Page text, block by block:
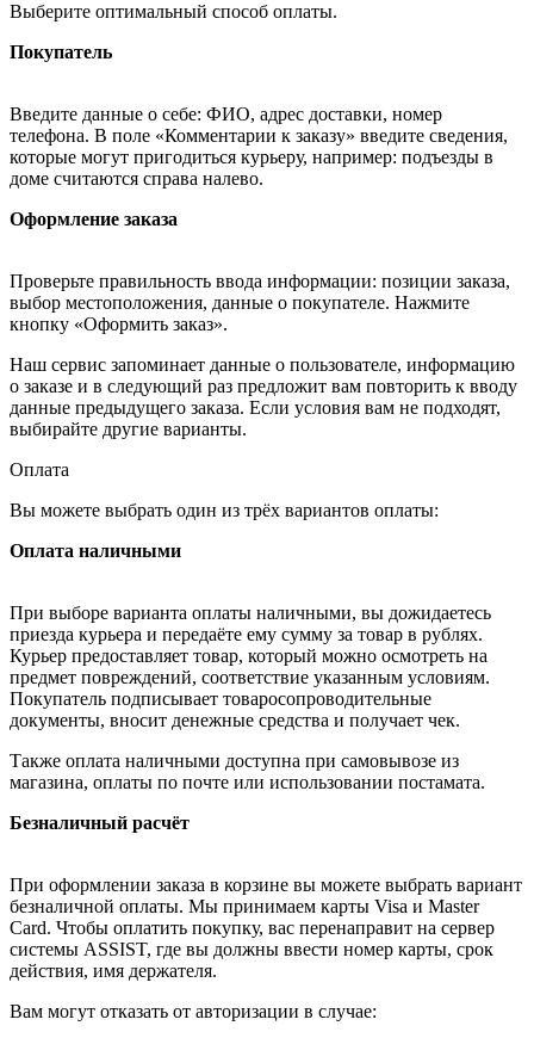
Выберите оптимальный способ оплаты.
Покупатель
Введите данные о себе: ФИО, адрес доставки, номер
телефона. В поле «Комментарии к заказу» введите сведения,
которые могут пригодиться курьеру, например: подъезды в
доме считаются справа налево.
Оформление заказа
Проверьте правильность ввода информации: позиции заказа,
выбор местоположения, данные о покупателе. Нажмите
кнопку «Оформить заказ».
Наш сервис запоминает данные о пользователе, информацию
о заказе и в следующий раз предложит вам повторить к вводу
данные предыдущего заказа. Если условия вам не подходят,
выбирайте другие варианты.
Оплата
Вы можете выбрать один из трёх вариантов оплаты:
Оплата наличными
При выборе варианта оплаты наличными, вы дожидаетесь
приезда курьера и передаёте ему сумму за товар в рублях.
Курьер предоставляет товар, который можно осмотреть на
предмет повреждений, соответствие указанным условиям.
Покупатель подписывает товаросопроводительные
документы, вносит денежные средства и получает чек.
Также оплата наличными доступна при самовывозе из
магазина, оплаты по почте или использовании постамата.
Безналичный расчёт
При оформлении заказа в корзине вы можете выбрать вариант
безналичной оплаты. Мы принимаем карты Visa и Master
Card. Чтобы оплатить покупку, вас перенаправит на сервер
системы ASSIST, где вы должны ввести номер карты, срок
действия, имя держателя.
Вам могут отказать от авторизации в случае: